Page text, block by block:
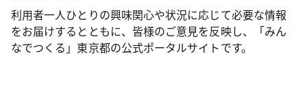
利用者一人ひとりの興味関心や状況に応じて必要な情報
をお届けするとともに、皆様のご意見を反映し、「みん
なでつくる」東京都の公式ポータルサイトです。